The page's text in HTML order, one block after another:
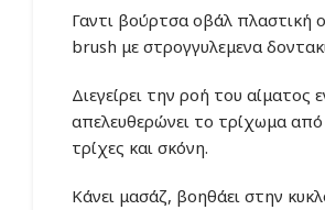
Γαντι βούρτσα οβάλ πλαστική
brush με στρογγυλεμενα
Διεγείρει την ροή του αίματος
απελευθερώνει το τρίχωμα από
τρίχες και σκόνη.
Κάνει μασάζ, βοηθάει στην